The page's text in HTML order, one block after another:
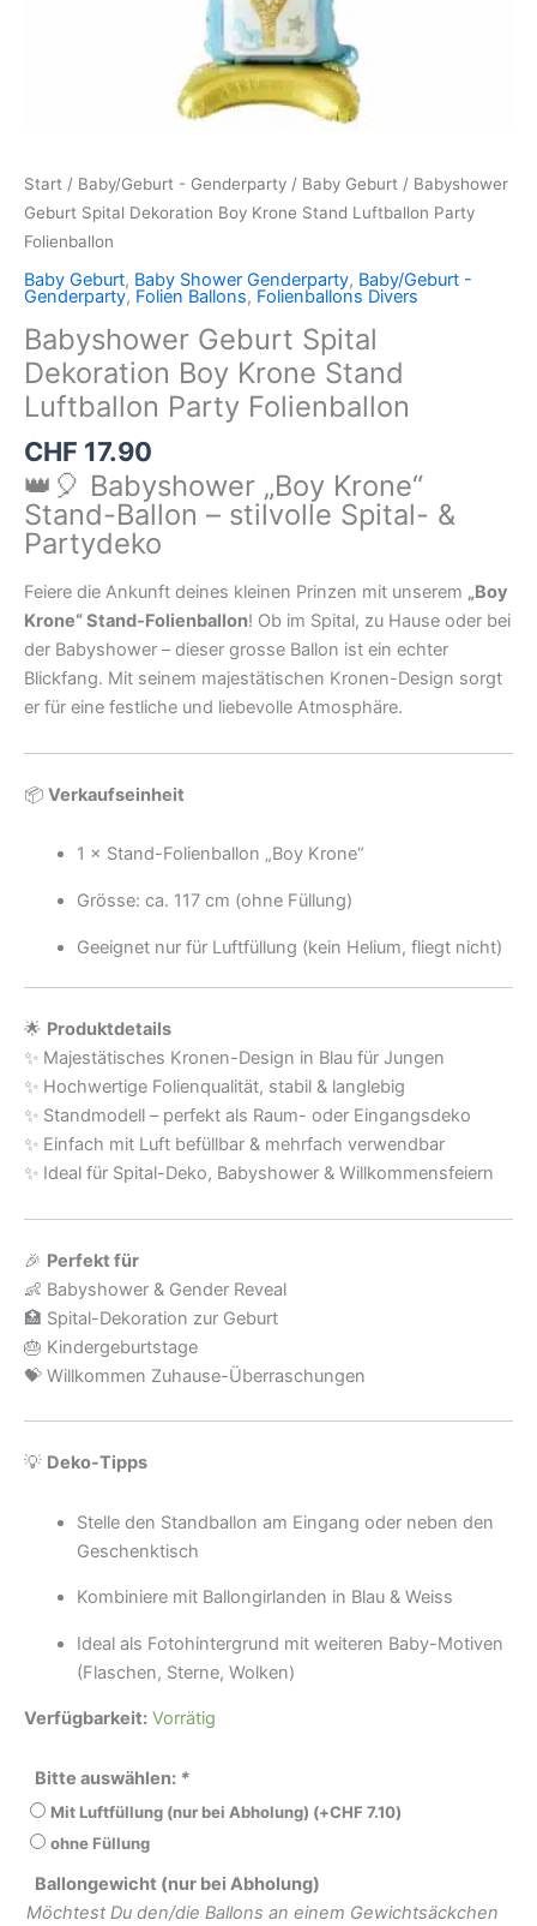
Start / Baby/Geburt - Genderparty / Baby Geburt / Babyshower
Geburt Spital Dekoration Boy Krone Stand Luftballon Party
Folienballon
Baby Geburt, Baby Shower Genderparty, Baby/Geburt -
Genderparty, Folien Ballons, Folienballons Divers
Babyshower Geburt Spital
Dekoration Boy Krone Stand
Luftballon Party Folienballon
CHF 17.90
👑🎈 Babyshower „Boy Krone“
Stand-Ballon – stilvolle Spital- &
Partydeko
Feiere die Ankunft deines kleinen Prinzen mit unserem „Boy
Krone“ Stand-Folienballon! Ob im Spital, zu Hause oder bei
der Babyshower – dieser grosse Ballon ist ein echter
Blickfang. Mit seinem majestätischen Kronen-Design sorgt
er für eine festliche und liebevolle Atmosphäre.
📦 Verkaufseinheit
1 × Stand-Folienballon „Boy Krone“
Grösse: ca. 117 cm (ohne Füllung)
Geeignet nur für Luftfüllung (kein Helium, fliegt nicht)
🌟 Produktdetails
✨ Majestätisches Kronen-Design in Blau für Jungen
✨ Hochwertige Folienqualität, stabil & langlebig
✨ Standmodell – perfekt als Raum- oder Eingangsdeko
✨ Einfach mit Luft befüllbar & mehrfach verwendbar
✨ Ideal für Spital-Deko, Babyshower & Willkommensfeiern
🎉 Perfekt für
👶 Babyshower & Gender Reveal
🏥 Spital-Dekoration zur Geburt
🎂 Kindergeburtstage
💝 Willkommen Zuhause-Überraschungen
💡 Deko-Tipps
Stelle den Standballon am Eingang oder neben den
Geschenktisch
Kombiniere mit Ballongirlanden in Blau & Weiss
Ideal als Fotohintergrund mit weiteren Baby-Motiven
(Flaschen, Sterne, Wolken)
Verfügbarkeit: Vorrätig
Bitte auswählen: *
Mit Luftfüllung (nur bei Abholung) (+CHF 7.10)
ohne Füllung
Ballongewicht (nur bei Abholung)
Möchtest Du den/die Ballons an einem Gewichtsäckchen